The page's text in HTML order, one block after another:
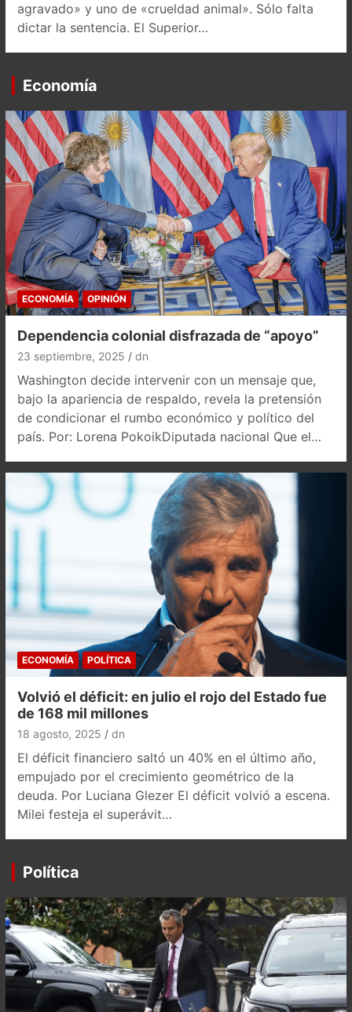
agravado» y uno de «crueldad animal». Sólo falta
dictar la sentencia. El Superior…
Economía
ECONOMÍA OPINIÓN
Dependencia colonial disfrazada de “apoyo”
23 septiembre, 2025 dn
Washington decide intervenir con un mensaje que,
bajo la apariencia de respaldo, revela la pretensión
de condicionar el rumbo económico y político del
país. Por: Lorena PokoikDiputada nacional Que el…
ECONOMÍA POLÍTICA
Volvió el déficit: en julio el rojo del Estado fue
de 168 mil millones
18 agosto, 2025 dn
El déficit financiero saltó un 40% en el último año,
empujado por el crecimiento geométrico de la
deuda. Por Luciana Glezer El déficit volvió a escena.
Milei festeja el superávit…
Política